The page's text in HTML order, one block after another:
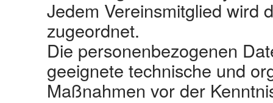
Jedem Vereinsmitglied wird
zugeordnet.
Die personenbezogenen
geeignete technische und
Maßnahmen vor der